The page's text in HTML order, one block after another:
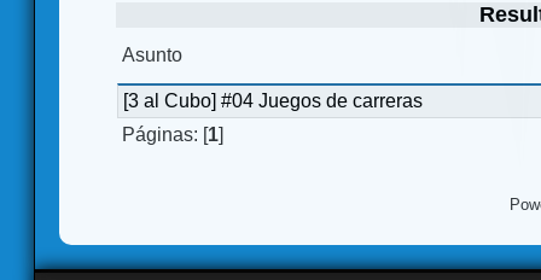
Asunto
[3 al Cubo] #04 Juegos de carreras
Páginas: [1]